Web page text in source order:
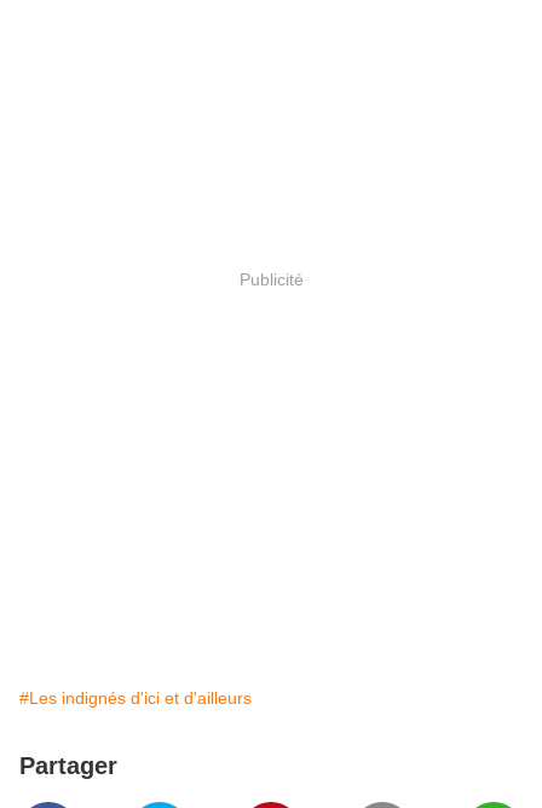
Publicité
#Les indignés d'ici et d'ailleurs
Partager